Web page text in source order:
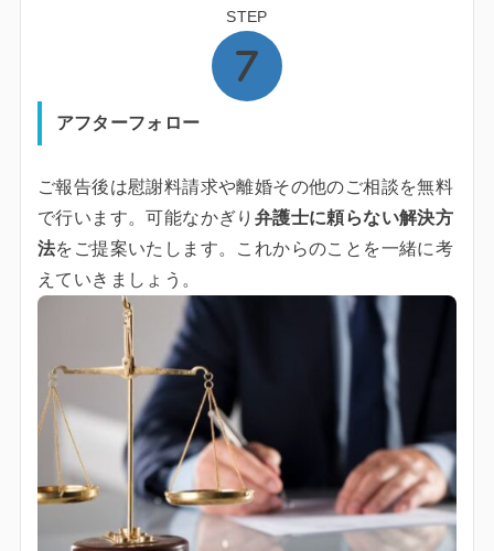
STEP
アフターフォロー
ご報告後は慰謝料請求や離婚その他のご相談を無料
で行います。可能なかぎり 弁護士に頼らない解決方
法をご提案いたします。これからのことを一緒に考
えていきましょう。